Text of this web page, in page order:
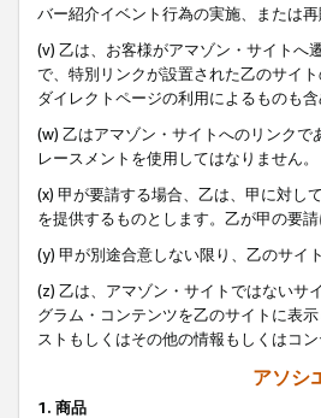
バー紹介イベント行為の実施、または
(v) 乙は、お客様がアマゾン・サイトへ
で、特別リンクが設置された乙のサイ
ダイレクトページの利用によるものも
(w) 乙はアマゾン・サイトへのリンク
レースメントを使用してはなりません。
(x) 甲が要請する場合、乙は、甲に対し
を提供するものとします。乙が甲の要
(y) 甲が別途合意しない限り、乙のサイ
(z) 乙は、アマゾン・サイトではないサ
グラム・コンテンツを乙のサイトに表
ストもしくはその他の情報もしくはコ
アソシ
1. 商品